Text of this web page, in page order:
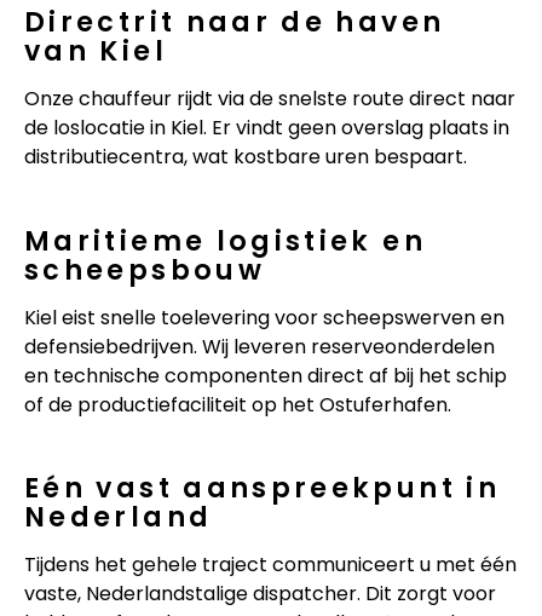
Directrit naar de haven
van Kiel
Onze chauffeur rijdt via de snelste route direct naar
de loslocatie in Kiel. Er vindt geen overslag plaats in
distributiecentra, wat kostbare uren bespaart.
Maritieme logistiek en
scheepsbouw
Kiel eist snelle toelevering voor scheepswerven en
defensiebedrijven. Wij leveren reserveonderdelen
en technische componenten direct af bij het schip
of de productiefaciliteit op het Ostuferhafen.
Eén vast aanspreekpunt in
Nederland
Tijdens het gehele traject communiceert u met één
vaste, Nederlandstalige dispatcher. Dit zorgt voor